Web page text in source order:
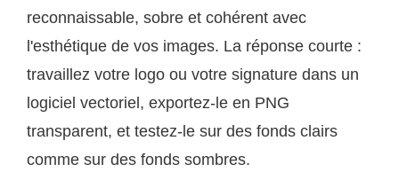
reconnaissable, sobre et cohérent avec
l'esthétique de vos images. La réponse courte :
travaillez votre logo ou votre signature dans un
logiciel vectoriel, exportez-le en PNG
transparent, et testez-le sur des fonds clairs
comme sur des fonds sombres.